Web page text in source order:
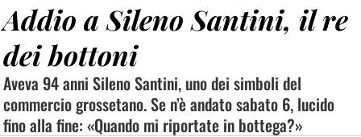
Addio a Sileno Santini, il re
dei bottoni
Aveva 94 anni Sileno Santini, uno dei simboli del
commercio grossetano. Se n’è andato sabato 6, lucido
fino alla fine: «Quando mi riportate in bottega?»